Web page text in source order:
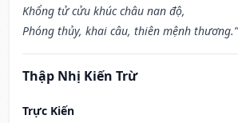
Khổng tử cửu khúc châu nan độ,
Phóng thủy, khai câu, thiên mệnh thương.”
Thập Nhị Kiến Trừ
Trực Kiến